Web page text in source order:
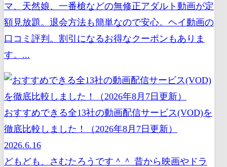
マ、天然娘、一番槍などの無修正アダルト動画が定
額見放題。退会方法も簡単なので安心。ヘイ動画の
口コミ評判。割引になるお得なクーポンもありま
す。...
おすすめできる全13社の動画配信サービス(VOD)を
徹底比較しました！（2026年8月7日更新）
2026.6.16
どもども、さむたろうです＾＾ 昔から映画やドラ